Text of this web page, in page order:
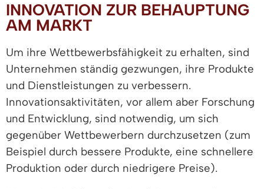
INNOVATION ZUR BEHAUPTUNG
AM MARKT
Um ihre Wettbewerbsfähigkeit zu erhalten, sind
Unternehmen ständig gezwungen, ihre Produkte
und Dienstleistungen zu verbessern.
Innovationsaktivitäten, vor allem aber Forschung
und Entwicklung, sind notwendig, um sich
gegenüber Wettbewerbern durchzusetzen (zum
Beispiel durch bessere Produkte, eine schnellere
Produktion oder durch niedrigere Preise).